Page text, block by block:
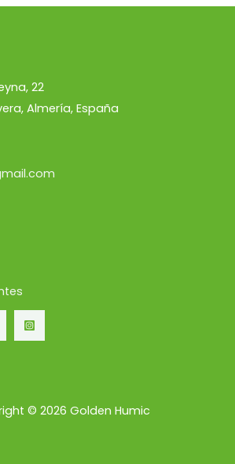
22
Almería, España
© 2026 Golden Humic